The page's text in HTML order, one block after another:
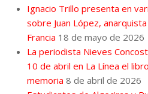
Ignacio Trillo presenta en
sobre Juan López,
Francia 18 de mayo de 2026
La periodista Nieves
10 de abril en La Línea el
memoria 8 de abril de 2026